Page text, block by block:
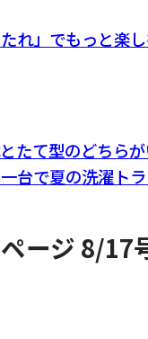
たれ」でもっと楽
たて型のどちら
台で夏の洗濯ト
ージ 8/17